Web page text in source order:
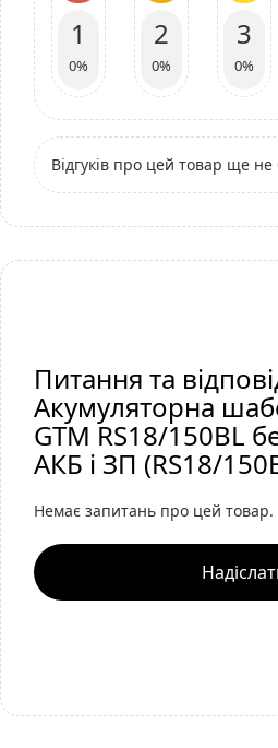
1
0%
2
0%
3
0%
Відгуків про цей товар ще не
Питання та
Акумуляторна
GTM RS18/150BL
АКБ і ЗП (RS18/
Немає запитань про цей товар.